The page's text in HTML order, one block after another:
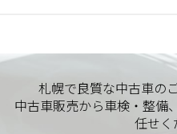
札幌で良質な中古車の
中古車販売から車検・整備
任せく